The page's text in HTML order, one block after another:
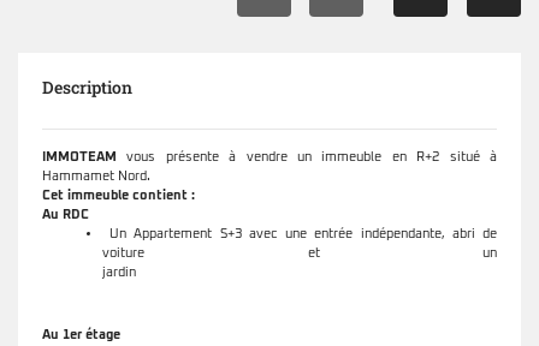
Description
IMMOTEAM
vous présente à vendre un immeuble en R+2 situé à
Hammamet Nord.
Cet immeuble contient :
Au RDC
Un Appartement S+3 avec une entrée indépendante, abri de
voiture et un
jardin
Au 1er étage